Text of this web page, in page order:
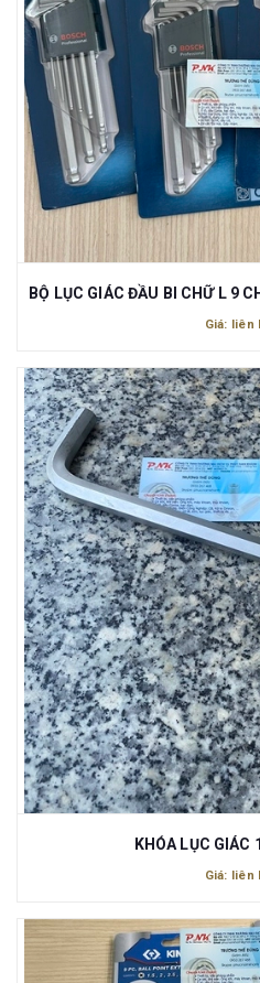
BỘ LỤC GIÁC ĐẦU BI CHỮ L 9
Giá: liên
KHÓA LỤC GIÁC
Giá: liên